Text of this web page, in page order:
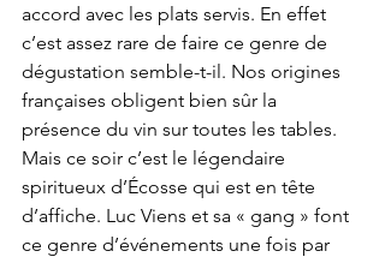
accord avec les plats servis. En effet
c’est assez rare de faire ce genre de
dégustation semble-t-il. Nos origines
françaises obligent bien sûr la
présence du vin sur toutes les tables.
Mais ce soir c’est le légendaire
spiritueux d’Écosse qui est en tête
d’affiche. Luc Viens et sa « gang » font
ce genre d’événements une fois par